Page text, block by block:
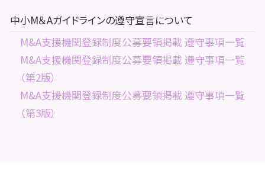
中小M＆Aガイドラインの遵守宣言について
M&A支援機関登録制度公募要領掲載 遵守事項一覧
M&A支援機関登録制度公募要領掲載 遵守事項一覧
（第2版）
M&A支援機関登録制度公募要領掲載 遵守事項一覧
（第3版）